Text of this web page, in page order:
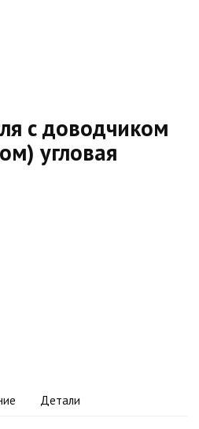
с доводчиком
угловая
Детали